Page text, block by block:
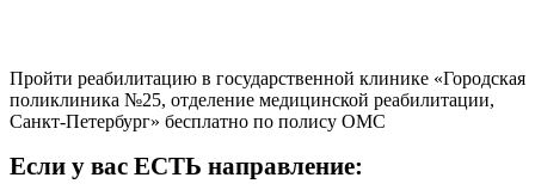
Пройти реабилитацию в государственной клинике «Городская
поликлиника №25, отделение медицинской реабилитации,
Санкт-Петербург» бесплатно по полису ОМС
Если у вас ЕСТЬ направление: